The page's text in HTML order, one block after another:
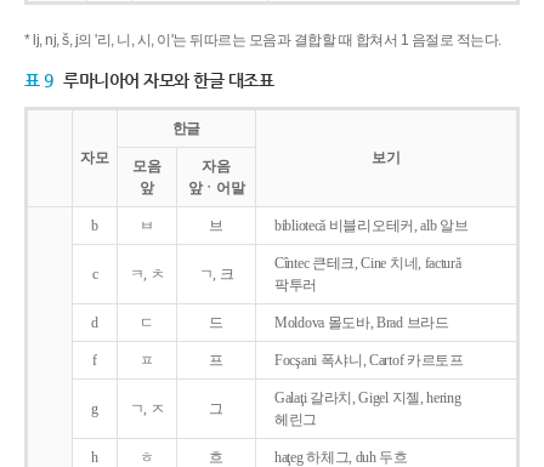
* lj, nj, š, j의 '리, 니, 시, 이'는 뒤따르는 모음과 결합할 때 합쳐서 1 음절로 적는다.
표 9 루마니아어 자모와 한글 대조표
자모
한글
보기
모음
앞
자음
앞ㆍ어말
b ㅂ 브 bibliotecǎ 비블리오테커, alb 알브
c ㅋ, ㅊ ㄱ, 크
Cîntec 큰테크, Cine 치네, facturǎ
팍투러
d ㄷ 드 Moldova 몰도바, Brad 브라드
f ㅍ 프 Focşani 폭샤니, Cartof 카르토프
g ㄱ, ㅈ 그
Galaţi 갈라치, Gigel 지젤, hering
헤린그
h ㅎ 흐 haţeg 하체그, duh 두흐